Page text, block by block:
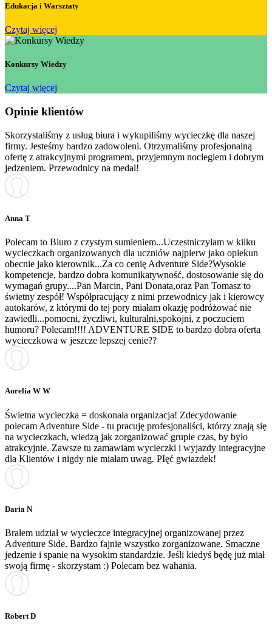
Edukacja i Warsztaty
Czytaj więcej
Konkursy Wiedzy
Czytaj więcej
Opinie klientów
Skorzystaliśmy z usług biura i wykupiliśmy wycieczkę dla naszej
firmy. Jesteśmy bardzo zadowoleni. Otrzymaliśmy profesjonalną
ofertę z atrakcyjnymi programem, przyjemnym noclegiem i dobrym
jedzeniem. Przewodnicy na medal!
Anna T
Polecam to Biuro z czystym sumieniem...Uczestniczylam w kilku
wycieczkach organizowanych dla uczniów najpierw jako opiekun
obecnie jako kierownik...Za co cenię Adventure Side?Wysokie
kompetencje, bardzo dobra komunikatywność, dostosowanie się do
wymagań grupy....Pan Marcin, Pani Donata,oraz Pan Tomasz to
świetny zespół! Współpracujący z nimi przewodnicy jak i kierowcy
autokarów, z którymi do tej pory miałam okazję podróżować nie
zawiedli...pomocni, życzliwi, kulturalni,spokojni, z poczuciem
humoru? Polecam!!!! ADVENTURE SIDE to bardzo dobra oferta
wycieczkowa w jeszcze lepszej cenie??
Aurelia W W
Świetna wycieczka = doskonała organizacja! Zdecydowanie
polecam Adventure Side - tu pracuję profesjonaliści, którzy znają się
na wycieczkach, wiedzą jak zorganizować grupie czas, by było
atrakcyjnie. Zawsze tu zamawiam wycieczki i wyjazdy integracyjne
dla Klientów i nigdy nie miałam uwag. PIęć gwiazdek!
Daria N
Brałem udział w wycieczce integracyjnej organizowanej przez
Adventure Side. Bardzo fajnie wszystko zorganizowane. Smaczne
jedzenie i spanie na wysokim standardzie. Jeśli kiedyś będę już miał
swoją firmę - skorzystam :) Polecam bez wahania.
Robert D